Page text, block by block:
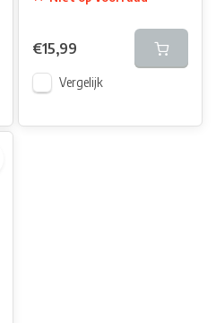
€15,99
Vergelijk